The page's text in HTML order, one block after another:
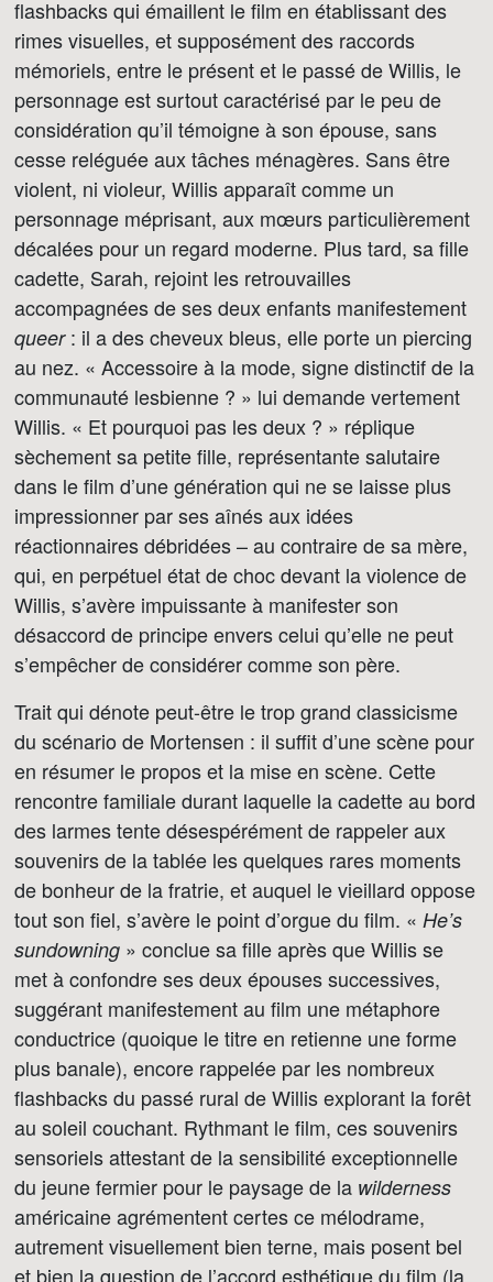
flashbacks qui émaillent le film en établissant des
rimes visuelles, et supposément des raccords
mémoriels, entre le présent et le passé de Willis, le
personnage est surtout caractérisé par le peu de
considération qu’il témoigne à son épouse, sans
cesse reléguée aux tâches ménagères. Sans être
violent, ni violeur, Willis apparaît comme un
personnage méprisant, aux mœurs particulièrement
décalées pour un regard moderne. Plus tard, sa fille
cadette, Sarah, rejoint les retrouvailles
accompagnées de ses deux enfants manifestement
queer: il a des cheveux bleus, elle porte un piercing
au nez. « Accessoire à la mode, signe distinctif de la
communauté lesbienne ? » lui demande vertement
Willis. « Et pourquoi pas les deux ? » réplique
sèchement sa petite fille, représentante salutaire
dans le film d’une génération qui ne se laisse plus
impressionner par ses aînés aux idées
réactionnaires débridées – au contraire de sa mère,
qui, en perpétuel état de choc devant la violence de
Willis, s’avère impuissante à manifester son
désaccord de principe envers celui qu’elle ne peut
s’empêcher de considérer comme son père.
Trait qui dénote peut-être le trop grand classicisme
du scénario de Mortensen : il suffit d’une scène pour
en résumer le propos et la mise en scène. Cette
rencontre familiale durant laquelle la cadette au bord
des larmes tente désespérément de rappeler aux
souvenirs de la tablée les quelques rares moments
de bonheur de la fratrie, et auquel le vieillard oppose
tout son fiel, s’avère le point d’orgue du film. « He’s
sundowning » conclue sa fille après que Willis se
met à confondre ses deux épouses successives,
suggérant manifestement au film une métaphore
conductrice (quoique le titre en retienne une forme
plus banale), encore rappelée par les nombreux
flashbacks du passé rural de Willis explorant la forêt
au soleil couchant. Rythmant le film, ces souvenirs
sensoriels attestant de la sensibilité exceptionnelle
du jeune fermier pour le paysage de la wilderness
américaine agrémentent certes ce mélodrame,
autrement visuellement bien terne, mais posent bel
et bien la question de l’accord esthétique du film (la